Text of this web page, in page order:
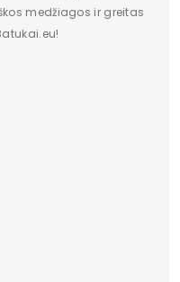
medžiagos ir greitas